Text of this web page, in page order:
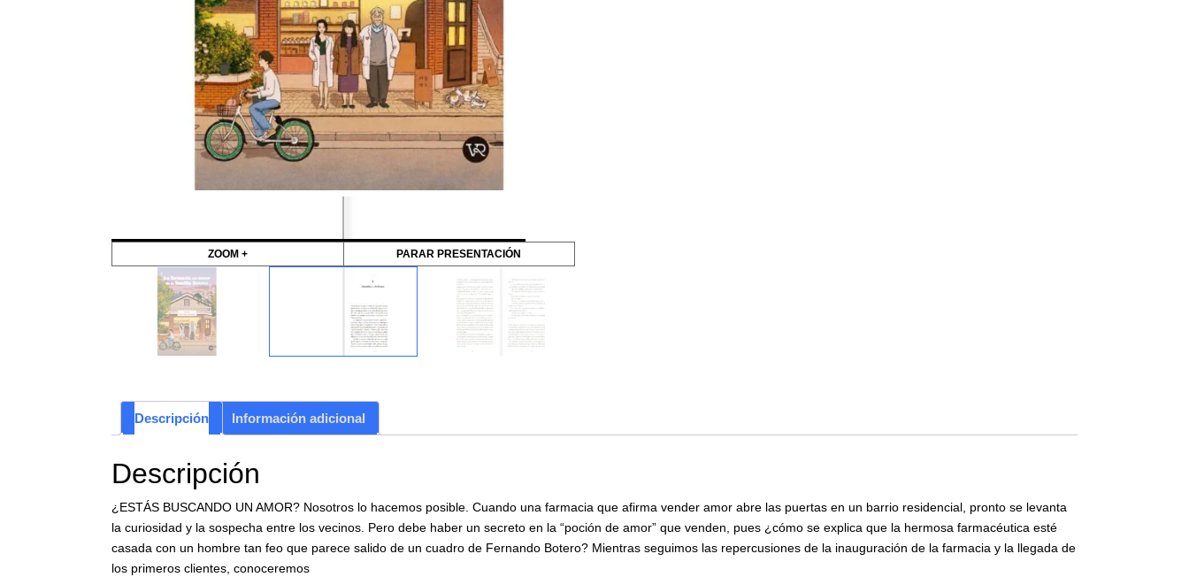
ZOOM + PARAR PRESENTACIÓN
Descripción Información adicional
Descripción
¿ESTÁS BUSCANDO UN AMOR? Nosotros lo hacemos posible. Cuando una farmacia que afirma vender amor abre las puertas en un barrio residencial, pronto se levanta
la curiosidad y la sospecha entre los vecinos. Pero debe haber un secreto en la “poción de amor” que venden, pues ¿cómo se explica que la hermosa farmacéutica esté
casada con un hombre tan feo que parece salido de un cuadro de Fernando Botero? Mientras seguimos las repercusiones de la inauguración de la farmacia y la llegada de
los primeros clientes, conoceremos